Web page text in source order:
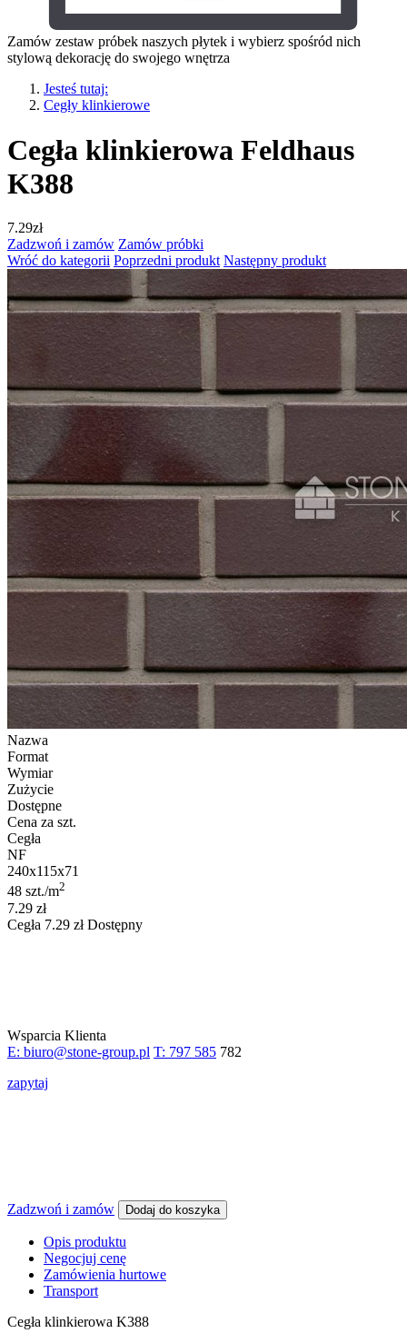
Zamów zestaw próbek naszych płytek i wybierz spośród nich
stylową dekorację do swojego wnętrza
Jesteś tutaj:
Cegły klinkierowe
Cegła klinkierowa Feldhaus
K388
7.29zł
Zadzwoń i zamów Zamów próbki
Wróć do kategorii Poprzedni produkt Następny produkt
Nazwa
Format
Wymiar
Zużycie
Dostępne
Cena za szt.
Cegła
NF
240x115x71
48 szt./m2
7.29 zł
Cegła 7.29 zł Dostępny
Wsparcia Klienta
E: biuro@stone-group.pl T: 797 585 782
zapytaj
Zadzwoń i zamów Dodaj do koszyka
Opis produktu
Negocjuj cenę
Zamówienia hurtowe
Transport
Cegła klinkierowa K388